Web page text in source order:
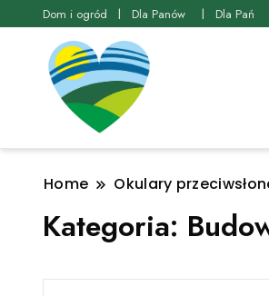
Dom i ogród Dla Panów Dla Pań
Home Okulary
Kategoria: